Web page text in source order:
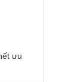
ưu